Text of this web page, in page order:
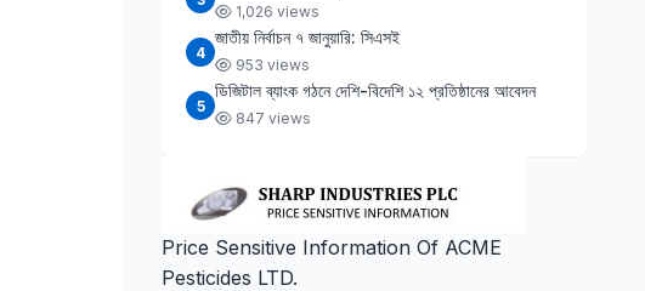
1,026 views
4
জাতীয় নির্বাচন ৭ জানুয়ারি: সিএসই
953 views
5
ডিজিটাল ব্যাংক গঠনে দেশি-বিদেশি ১২ প্রতিষ্ঠানের আবেদন
847 views
Price Sensitive Information Of ACME
Pesticides LTD.